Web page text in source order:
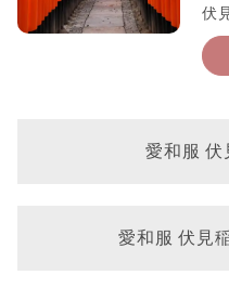
伏
愛和服 伏
愛和服 伏見